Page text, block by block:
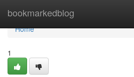
bookmarkedblog
Home
Home
1